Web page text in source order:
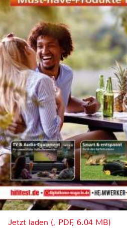
Jetzt laden (, PDF, 6.04 MB)